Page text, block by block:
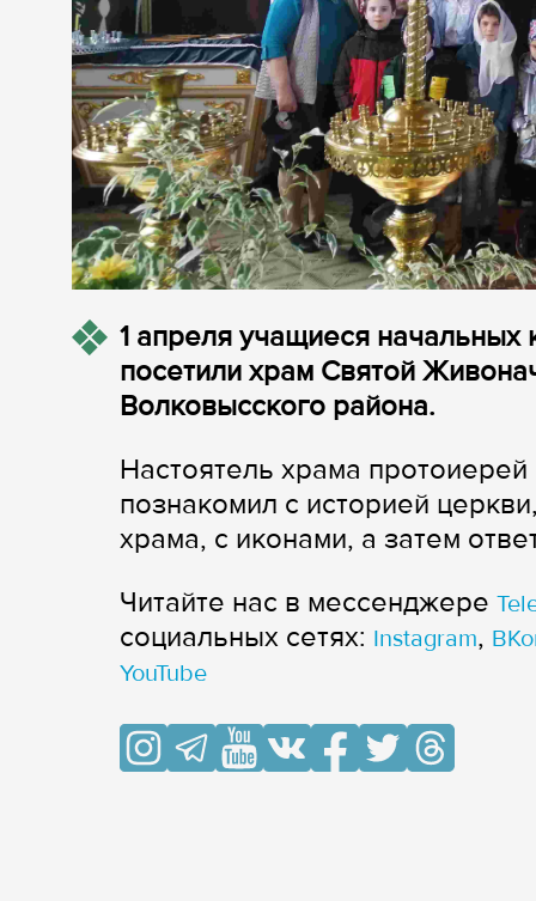
1 апреля учащиеся
посетили храм Святой
Волковысского района.
Настоятель храма
познакомил с историей
храма, с иконами, а затем
Читайте нас в мессенджере
cоциальных сетях: Instagram,
YouTube